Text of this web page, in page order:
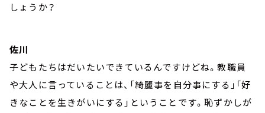
しょうか？
佐川
子どもたちはだいたいできているんですけどね。教職員
や大人に言っていることは、「綺麗事を自分事にする」「好
きなことを生きがいにする」ということです。恥ずかしが